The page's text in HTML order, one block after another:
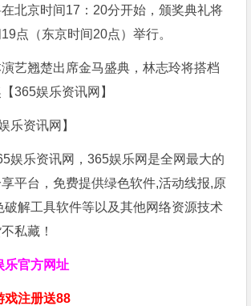
北京时间17：20分开始，颁奖典礼将
点（东京时间20点）举行。
乐资讯网】
娱乐资讯网，365娱乐网是全网最大的
平台，免费提供绿色软件,活动线报,原
破解工具软件等以及其他网络资源技术
私藏！
乐官方网址
戏注册送88